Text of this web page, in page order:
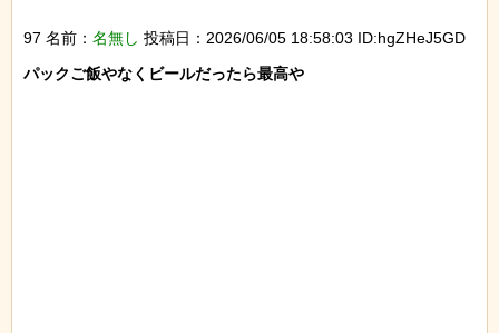
97 名前： 名無し 投稿日：2026/06/05 18:58:03 ID:hgZHeJ5GD
パックご飯やなくビールだったら最高や